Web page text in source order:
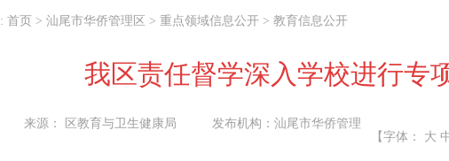
首页 > 汕尾市华侨管理区 > 重点领域信息公开 > 教育信息公开
我区责任督学深入学校进行专
源： 区教育与卫生健康局 发布机构： 汕尾市华侨管理
【字体： 大